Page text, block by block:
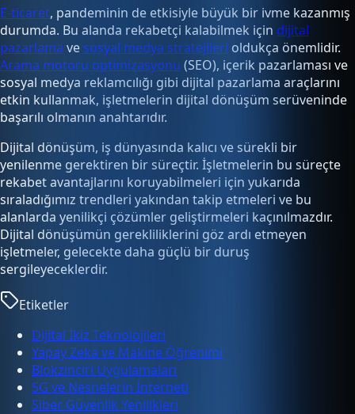
E-ticaret, pandeminin de etkisiyle büyük bir ivme kazanmış
durumda. Bu alanda rekabetçi kalabilmek için dijital
pazarlama ve sosyal medya stratejileri oldukça önemlidir.
Arama motoru optimizasyonu (SEO), içerik pazarlaması ve
sosyal medya reklamcılığı gibi dijital pazarlama araçlarını
etkin kullanmak, işletmelerin dijital dönüşüm serüveninde
başarılı olmanın anahtarıdır.
Dijital dönüşüm, iş dünyasında kalıcı ve sürekli bir
yenilenme gerektiren bir süreçtir. İşletmelerin bu süreçte
rekabet avantajlarını koruyabilmeleri için yukarıda
sıraladığımız trendleri yakından takip etmeleri ve bu
alanlarda yenilikçi çözümler geliştirmeleri kaçınılmazdır.
Dijital dönüşümün gerekliliklerini göz ardı etmeyen
işletmeler, gelecekte daha güçlü bir duruş
sergileyeceklerdir.
Etiketler
Dijital İkiz Teknolojileri
Yapay Zeka ve Makine Öğrenimi
Blokzinciri Uygulamaları
5G ve Nesnelerin İnterneti
Siber Güvenlik Yenilikleri